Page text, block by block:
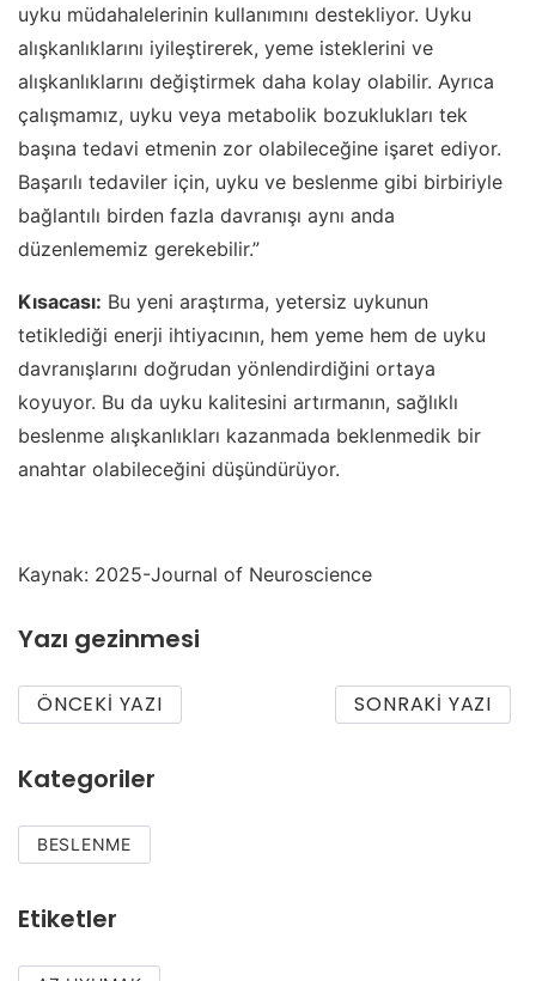
uyku müdahalelerinin kullanımını destekliyor. Uyku
alışkanlıklarını iyileştirerek, yeme isteklerini ve
alışkanlıklarını değiştirmek daha kolay olabilir. Ayrıca
çalışmamız, uyku veya metabolik bozuklukları tek
başına tedavi etmenin zor olabileceğine işaret ediyor.
Başarılı tedaviler için, uyku ve beslenme gibi birbiriyle
bağlantılı birden fazla davranışı aynı anda
düzenlememiz gerekebilir.”
Kısacası: Bu yeni araştırma, yetersiz uykunun
tetiklediği enerji ihtiyacının, hem yeme hem de uyku
davranışlarını doğrudan yönlendirdiğini ortaya
koyuyor. Bu da uyku kalitesini artırmanın, sağlıklı
beslenme alışkanlıkları kazanmada beklenmedik bir
anahtar olabileceğini düşündürüyor.
Kaynak: 2025-Journal of Neuroscience
Yazı gezinmesi
ÖNCEKI YAZI SONRAKI YAZI
Kategoriler
BESLENME
Etiketler